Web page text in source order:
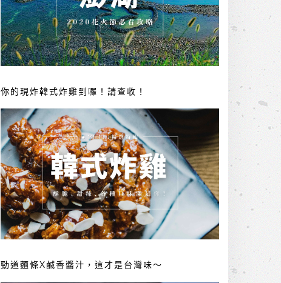
你的現炸韓式炸雞到囉！請查收！
勁道麵條X鹹香醬汁，這才是台灣味～